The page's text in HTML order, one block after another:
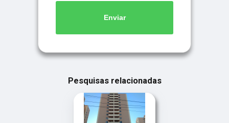
Enviar
Pesquisas relacionadas